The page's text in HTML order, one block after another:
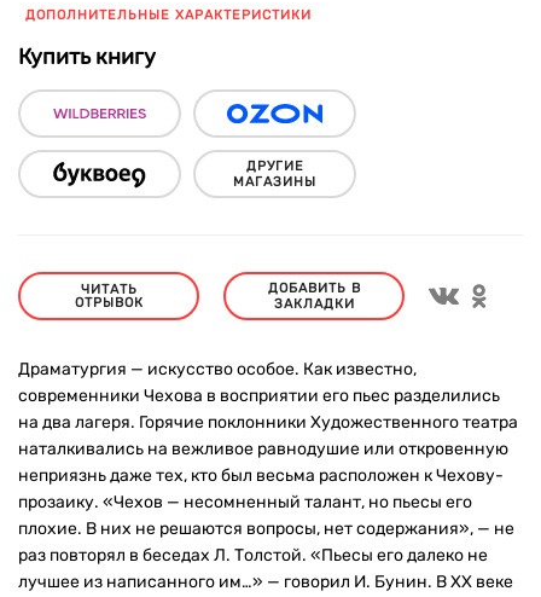
ДОПОЛНИТЕЛЬНЫЕ ХАРАКТЕРИСТИКИ
Купить книгу
ДРУГИЕ
МАГАЗИНЫ
ЧИТАТЬ
ОТРЫВОК
ДОБАВИТЬ В
ЗАКЛАДКИ
Драматургия — искусство особое. Как известно,
современники Чехова в восприятии его пьес разделились
на два лагеря. Горячие поклонники Художественного театра
наталкивались на вежливое равнодушие или откровенную
неприязнь даже тех, кто был весьма расположен к Чехову-
прозаику. «Чехов — несомненный талант, но пьесы его
плохие. В них не решаются вопросы, нет содержания», — не
раз повторял в беседах Л. Толстой. «Пьесы его далеко не
лучшее из написанного им…» — говорил И. Бунин. В ХХ веке